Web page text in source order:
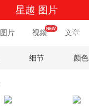
星越 图片
图片 视频 文章
细节 颜色